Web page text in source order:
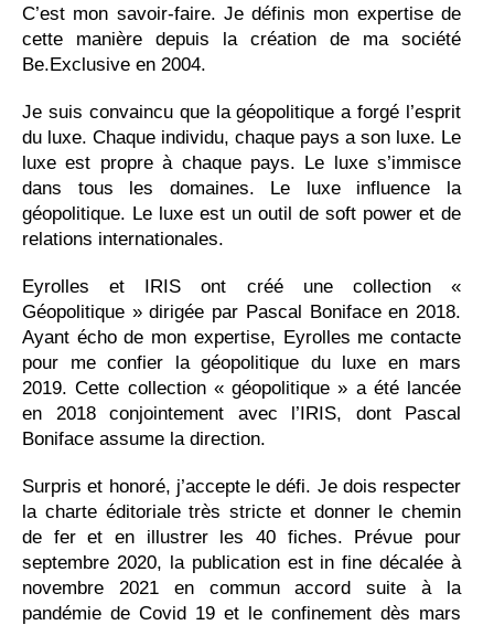
C’est mon savoir-faire. Je définis mon expertise de
cette manière depuis la création de ma société
Be.Exclusive en 2004.
Je suis convaincu que la géopolitique a forgé l’esprit
du luxe. Chaque individu, chaque pays a son luxe. Le
luxe est propre à chaque pays. Le luxe s’immisce
dans tous les domaines. Le luxe influence la
géopolitique. Le luxe est un outil de soft power et de
relations internationales.
Eyrolles et IRIS ont créé une collection «
Géopolitique » dirigée par Pascal Boniface en 2018.
Ayant écho de mon expertise, Eyrolles me contacte
pour me confier la géopolitique du luxe en mars
2019. Cette collection « géopolitique » a été lancée
en 2018 conjointement avec l’IRIS, dont Pascal
Boniface assume la direction.
Surpris et honoré, j’accepte le défi. Je dois respecter
la charte éditoriale très stricte et donner le chemin
de fer et en illustrer les 40 fiches. Prévue pour
septembre 2020, la publication est in fine décalée à
novembre 2021 en commun accord suite à la
pandémie de Covid 19 et le confinement dès mars